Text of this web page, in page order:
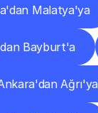
Malatya'ya
Bayburt'a
Ağrı'ya